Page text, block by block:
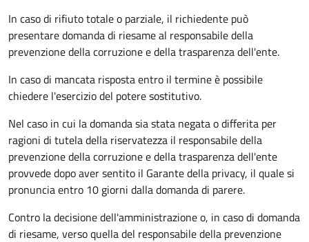
In caso di rifiuto totale o parziale, il richiedente può
presentare domanda di riesame al responsabile della
prevenzione della corruzione e della trasparenza dell'ente.
In caso di mancata risposta entro il termine è possibile
chiedere l'esercizio del potere sostitutivo.
Nel caso in cui la domanda sia stata negata o differita per
ragioni di tutela della riservatezza il responsabile della
prevenzione della corruzione e della trasparenza dell'ente
provvede dopo aver sentito il Garante della privacy, il quale si
pronuncia entro 10 giorni dalla domanda di parere.
Contro la decisione dell'amministrazione o, in caso di domanda
di riesame, verso quella del responsabile della prevenzione